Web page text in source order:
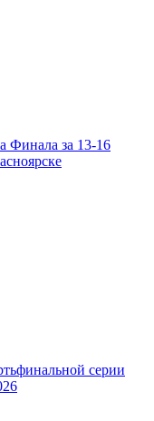
Финала за 13-16
серии